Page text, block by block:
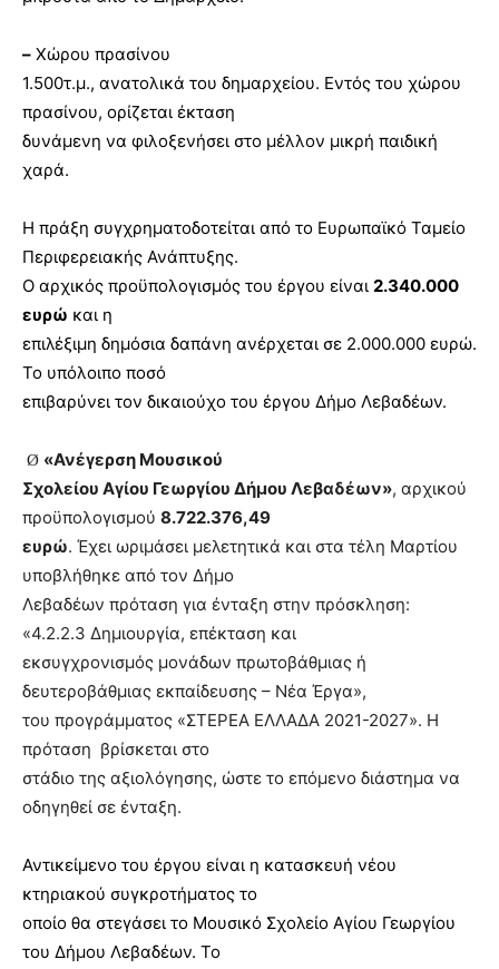
– Χώρου πρασίνου
1.500τ.μ., ανατολικά του δημαρχείου. Εντός του χώρου
πρασίνου, ορίζεται έκταση
δυνάμενη να φιλοξενήσει στο μέλλον μικρή παιδική
χαρά.
Η πράξη συγχρηματοδοτείται από το Ευρωπαϊκό Ταμείο
Περιφερειακής Ανάπτυξης.
Ο αρχικός προϋπολογισμός του έργου είναι 2.340.000
ευρώ και η
επιλέξιμη δημόσια δαπάνη ανέρχεται σε 2.000.000 ευρώ.
Το υπόλοιπο ποσό
επιβαρύνει τον δικαιούχο του έργου Δήμο Λεβαδέων.
Ø «Ανέγερση Μουσικού
Σχολείου Αγίου Γεωργίου Δήμου Λεβαδέων», αρχικού
προϋπολογισμού 8.722.376,49
ευρώ. Έχει ωριμάσει μελετητικά και στα τέλη Μαρτίου
υποβλήθηκε από τον Δήμο
Λεβαδέων πρόταση για ένταξη στην πρόσκληση:
«4.2.2.3 Δημιουργία, επέκταση και
εκσυγχρονισμός μονάδων πρωτοβάθμιας ή
δευτεροβάθμιας εκπαίδευσης – Νέα Έργα»,
του προγράμματος «ΣΤΕΡΕΑ ΕΛΛΑΔΑ 2021-2027». Η
πρόταση βρίσκεται στο
στάδιο της αξιολόγησης, ώστε το επόμενο διάστημα να
οδηγηθεί σε ένταξη.
Αντικείμενο του έργου είναι η κατασκευή νέου
κτηριακού συγκροτήματος το
οποίο θα στεγάσει το Μουσικό Σχολείο Αγίου Γεωργίου
του Δήμου Λεβαδέων. Το